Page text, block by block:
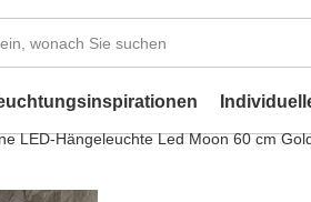
LED-Hängeleuchte Led Moon 60 cm